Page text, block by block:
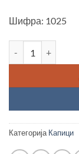
Шифра: 1025
Категорија Капици